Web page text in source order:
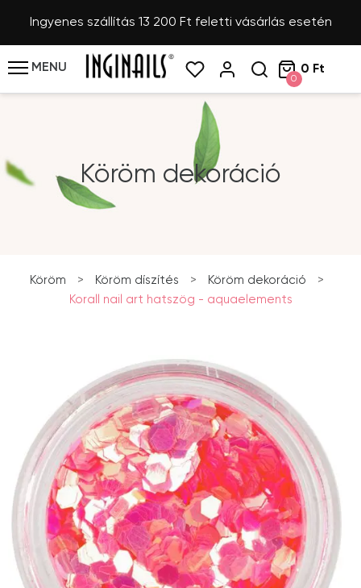
Ingyenes szállítás 13 200 Ft feletti vásárlás esetén
MENU
0
0 Ft
Köröm dekoráció
Köröm > Köröm díszítés > Köröm dekoráció
>
Korall nail art hatszög - aquaelements